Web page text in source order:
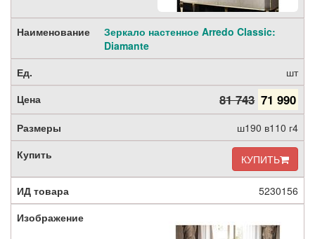
Зеркало настенное Arredo Classic:
Diamante
шт
81 743 71 990
ш190 в110 г4
КУПИТЬ
5230156